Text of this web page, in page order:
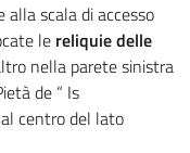
scala di accesso
le reliquie delle
nella parete sinistra
de “ Is
al centro del lato